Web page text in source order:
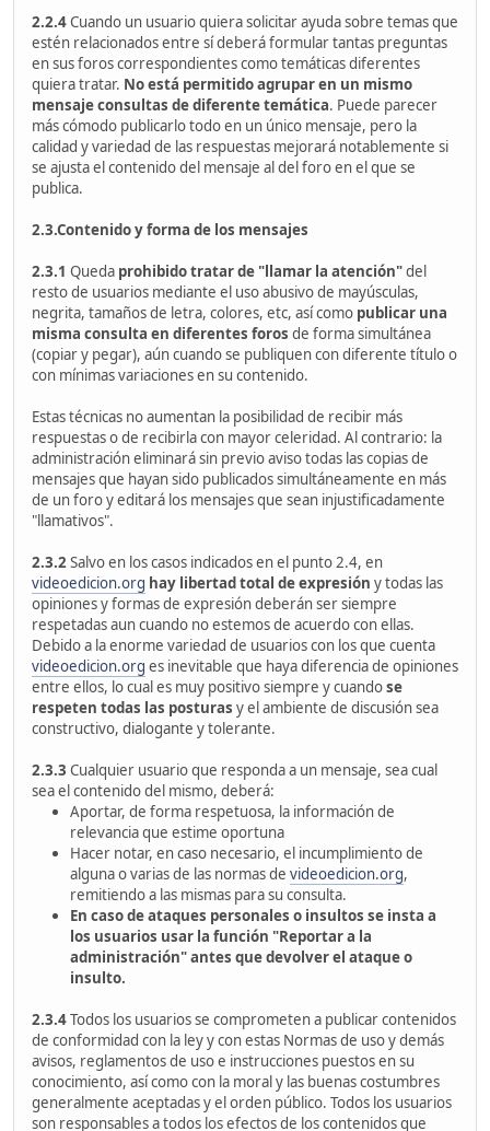
2.2.4Cuando un usuario quiera solicitar ayuda sobre temas que
estén relacionados entre sí deberá formular tantas preguntas
en sus foros correspondientes como temáticas diferentes
quiera tratar. No está permitido agrupar en un mismo
mensaje consultas de diferente temática. Puede parecer
más cómodo publicarlo todo en un único mensaje, pero la
calidad y variedad de las respuestas mejorará notablemente si
se ajusta el contenido del mensaje al del foro en el que se
publica.
2.3.Contenido y forma de los mensajes
2.3.1 Queda prohibido tratar de "llamar la atención"del
resto de usuarios mediante el uso abusivo de mayúsculas,
negrita, tamaños de letra, colores, etc, así como publicar una
misma consulta en diferentes foros de forma simultánea
(copiar y pegar), aún cuando se publiquen con diferente título o
con mínimas variaciones en su contenido.
Estas técnicas no aumentan la posibilidad de recibir más
respuestas o de recibirla con mayor celeridad. Al contrario: la
administración eliminará sin previo aviso todas las copias de
mensajes que hayan sido publicados simultáneamente en más
de un foro y editará los mensajes que sean injustificadamente
"llamativos".
2.3.2Salvo en los casos indicados en el punto 2.4, en
videoedicion.org hay libertad total de expresión y todas las
opiniones y formas de expresión deberán ser siempre
respetadas aun cuando no estemos de acuerdo con ellas.
Debido a la enorme variedad de usuarios con los que cuenta
videoedicion.org es inevitable que haya diferencia de opiniones
entre ellos, lo cual es muy positivo siempre y cuandose
respeten todas las posturas y el ambiente de discusión sea
constructivo, dialogante y tolerante.
2.3.3 Cualquier usuario que responda a un mensaje, sea cual
sea el contenido del mismo, deberá:
Aportar, de forma respetuosa, la información de
relevancia que estime oportuna
Hacer notar, en caso necesario, el incumplimiento de
alguna o varias de las normas de videoedicion.org,
remitiendo a las mismas para su consulta.
En caso de ataques personales o insultos se insta a
los usuarios usar la función "Reportar a la
administración" antes que devolver el ataque o
insulto.
2.3.4Todos los usuarios se comprometen a publicar contenidos
de conformidad con la ley y con estas Normas de uso y demás
avisos, reglamentos de uso e instrucciones puestos en su
conocimiento, así como con la moral y las buenas costumbres
generalmente aceptadas y el orden público. Todos los usuarios
son responsables a todos los efectos de los contenidos que